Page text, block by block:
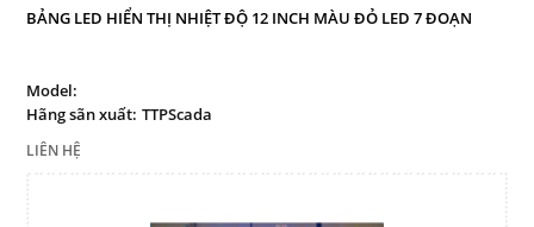
BẢNG LED HIỂN THỊ NHIỆT ĐỘ 12 INCH MÀU ĐỎ LED 7 ĐOẠN
Model:
Hãng sãn xuất: TTPScada
LIÊN HỆ